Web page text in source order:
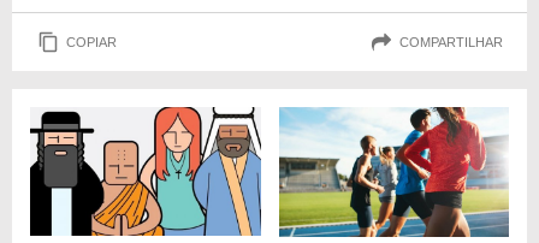
COPIAR COMPARTILHAR